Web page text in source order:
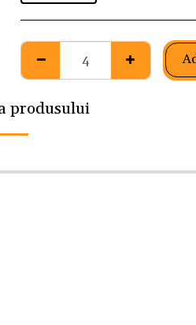
produsului